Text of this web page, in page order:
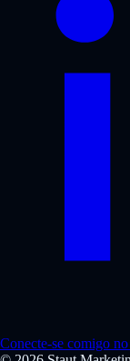
Conecte-se comigo